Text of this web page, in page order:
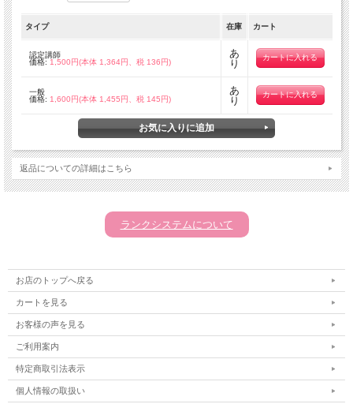
タイプ 在庫 カート
認定講師
価格:1,500円(本体 1,364円、税 136円)
あ
り
一般
価格: 1,600円(本体 1,455円、税 145円)
あ
り
返品についての詳細はこちら
ランクシステムについて
お店のトップへ戻る
カートを見る
お客様の声を見る
ご利用案内
特定商取引法表示
個人情報の取扱い